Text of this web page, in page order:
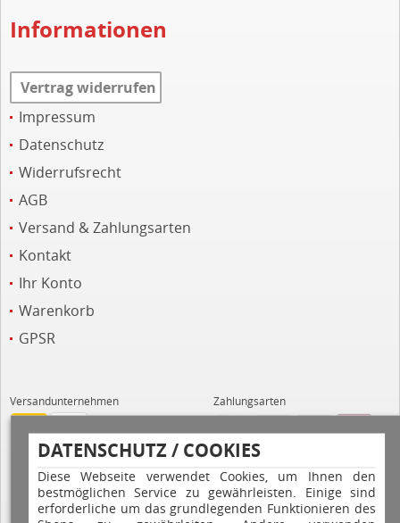
DATENSCHUTZ / COOKIES
Diese Webseite verwendet Cookies, um Ihnen den
bestmöglichen Service zu gewährleisten. Einige sind
erforderliche um das grundlegenden Funktionieren des
Informationen
Vertrag widerrufen
Impressum
Datenschutz
Widerrufsrecht
AGB
Versand & Zahlungsarten
Kontakt
Ihr Konto
Warenkorb
GPSR
Versandunternehmen Zahlungsarten